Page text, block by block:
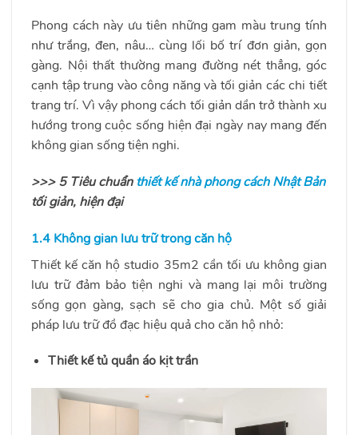
Phong cách này ưu tiên những gam màu trung tính
như trắng, đen, nâu… cùng lối bố trí đơn giản, gọn
gàng. Nội thất thường mang đường nét thẳng, góc
cạnh tập trung vào công năng và tối giản các chi tiết
trang trí. Vì vậy phong cách tối giản dần trở thành xu
hướng trong cuộc sống hiện đại ngày nay mang đến
không gian sống tiện nghi.
>>> 5 Tiêu chuẩnthiết kế nhà phong cách Nhật Bản
tối giản, hiện đại
1.4 Không gian lưu trữ trong căn hộ
Thiết kế căn hộ studio 35m2 cần tối ưu không gian
lưu trữ đảm bảo tiện nghi và mang lại môi trường
sống gọn gàng, sạch sẽ cho gia chủ. Một số giải
pháp lưu trữ đồ đạc hiệu quả cho căn hộ nhỏ:
Thiết kế tủ quần áo kịt trần